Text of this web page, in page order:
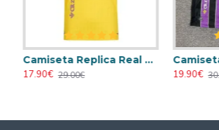
Camiseta Replica Real Valladolid Third 2025/26 con Parche La Liga
17.90€ 29.00€
19.90€23.90€